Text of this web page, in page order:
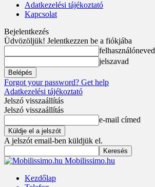
Adatkezelési tájékoztató
Kapcsolat
Bejelentkezés
Üdvözöljük! Jelentkezzen be a fiókjába
felhasználóneved
jelszavad
Forgot your password? Get help
Adatkezelési tájékoztató
Jelszó visszaállítás
Jelszó visszaállítás
e-mail címed
A jelszót email-ben küldjük el.
Mobilissimo.hu
Kezdőlap